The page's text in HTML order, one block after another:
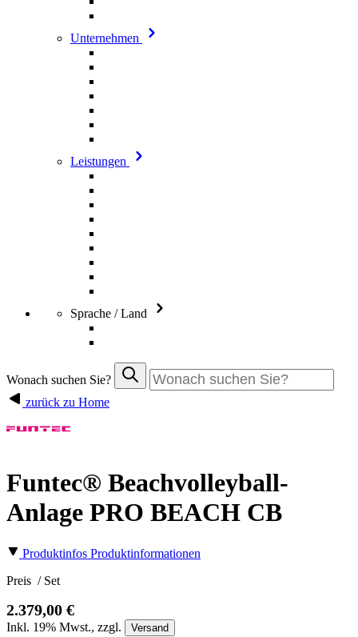
Unternehmen
Leistungen
Sprache / Land
Wonach suchen Sie?
zurück zu Home
Funtec® Beachvolleyball-
Anlage PRO BEACH CB
Produktinfos Produktinformationen
Preis / Set
2.379,00 €
Inkl. 19% Mwst., zzgl. Versand